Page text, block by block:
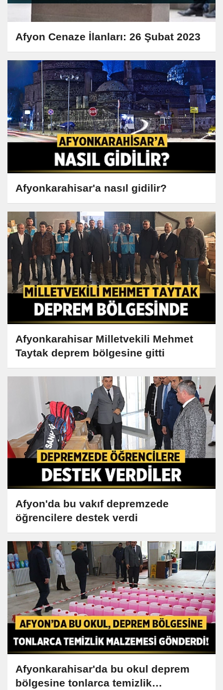
Afyon Cenaze İlanları: 26 Şubat 2023
Afyonkarahisar'a nasıl gidilir?
Afyonkarahisar Milletvekili Mehmet
Taytak deprem bölgesine gitti
Afyon'da bu vakıf depremzede
öğrencilere destek verdi
Afyonkarahisar'da bu okul deprem
bölgesine tonlarca temizlik